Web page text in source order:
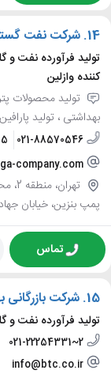
14. شرکت نفت گستر
تولید فرآورده نفت و
کننده وازلین
ﺗﻮﻟﯿﺪ ﻣﺤﺼﻮﻻت
ﺑﻬﺪاشتی ، تولید
021-88570546
company.com
پمپ بنزین، خیابان جهاد،
تماس
15. شرکت بازرگانی
تولید فرآورده نفت و
021-22254331~2
info@btc.co.ir